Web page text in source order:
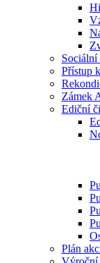
Sociální
Přístup
Zámek
Ediční
Plán